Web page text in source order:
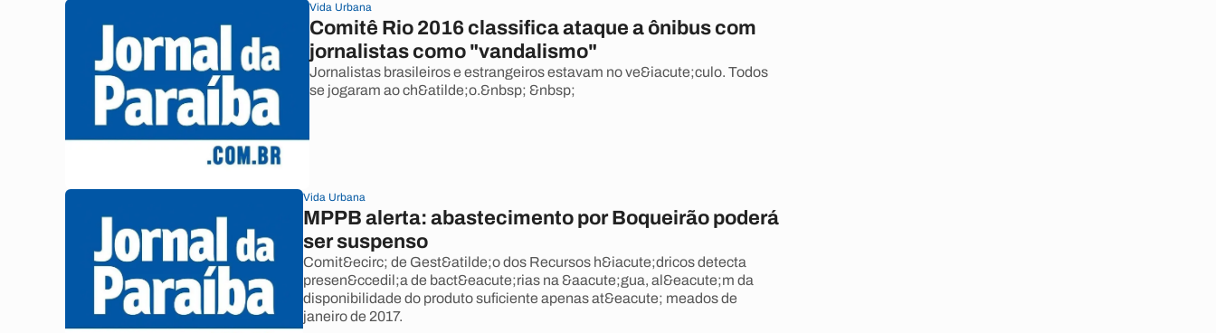
Vida Urbana
Comitê Rio 2016 classifica ataque a ônibus com
jornalistas como "vandalismo"
Jornalistas brasileiros e estrangeiros estavam no ve&iacute;culo. Todos
se jogaram ao ch&atilde;o.&nbsp; &nbsp;
Vida Urbana
MPPB alerta: abastecimento por Boqueirão poderá
ser suspenso
Comit&ecirc; de Gest&atilde;o dos Recursos h&iacute;dricos detecta
presen&ccedil;a de bact&eacute;rias na &aacute;gua, al&eacute;m da
disponibilidade do produto suficiente apenas at&eacute; meados de
janeiro de 2017.